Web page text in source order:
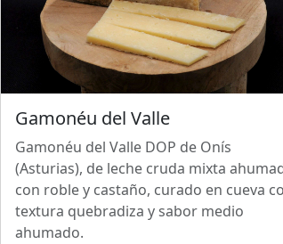
Gamonéu del Valle
Gamonéu del Valle DOP de Onís
(Asturias), de leche cruda mixta
con roble y castaño, curado en cueva
textura quebradiza y sabor medio
ahumado.